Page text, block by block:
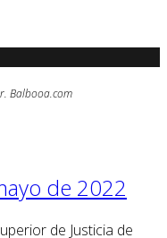
Balbooa.com
de 2022
de Justicia de